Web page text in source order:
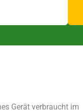
Gerät verbraucht im